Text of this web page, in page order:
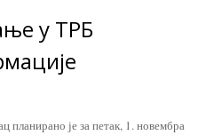
у ТРБ
планирано је за петак, 1. новембра